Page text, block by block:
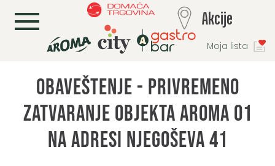
Moja lista
L Akcije
Obaveštenje - privremeno
zatvaranje objekta Aroma 01
na adresi Njegoševa 41